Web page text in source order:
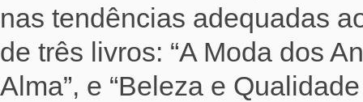
nas tendências adequadas
de três livros: “A Moda dos
Alma”, e “Beleza e